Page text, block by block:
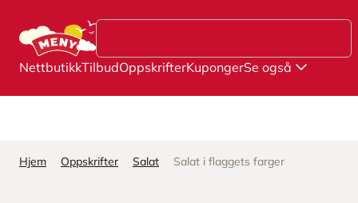
NettbutikkTilbudOppskrifterKupongerSe også
Hjem Oppskrifter Salat Salat i flaggets farger